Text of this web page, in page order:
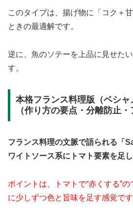
このタイプは、揚げ物に「コク＋
ときの最適解です。
逆に、魚のソテーを上品に見せた
す。
本格フランス料理版（ベシャ
（作り方の要点・分離防止・
フランス料理の文脈で語られる「
ワイトソース系にトマト要素を足
ポイントは、トマトで“赤くする”
に少しずつ色と旨味を足す感覚です